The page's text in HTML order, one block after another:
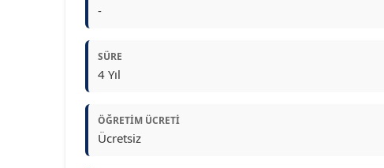
-
SÜRE
4 Yıl
ÖĞRETIM ÜCRETI
Ücretsiz